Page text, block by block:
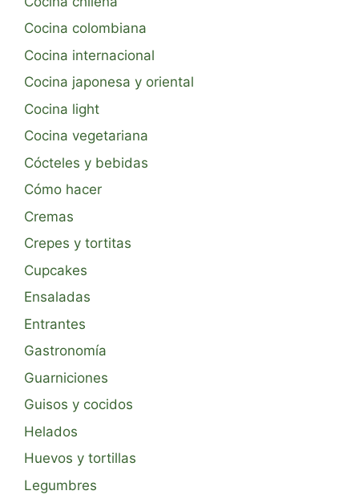
Cocina colombiana
Cocina internacional
Cocina japonesa y oriental
Cocina light
Cocina vegetariana
Cócteles y bebidas
Cómo hacer
Cremas
Crepes y tortitas
Cupcakes
Ensaladas
Entrantes
Gastronomía
Guarniciones
Guisos y cocidos
Helados
Huevos y tortillas
Legumbres